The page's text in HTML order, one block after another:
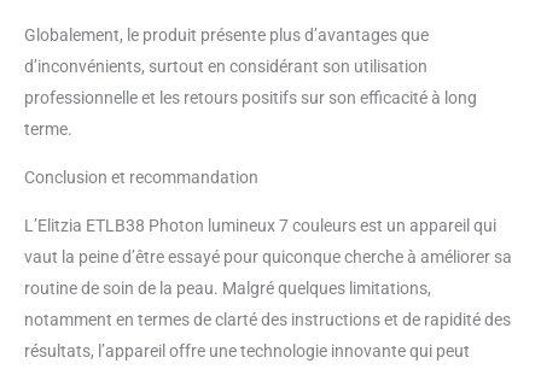
Globalement, le produit présente plus d’avantages que
d’inconvénients, surtout en considérant son utilisation
professionnelle et les retours positifs sur son efficacité à long
terme.
Conclusion et recommandation
L’Elitzia ETLB38 Photon lumineux 7 couleurs est un appareil qui
vaut la peine d’être essayé pour quiconque cherche à améliorer sa
routine de soin de la peau. Malgré quelques limitations,
notamment en termes de clarté des instructions et de rapidité des
résultats, l’appareil offre une technologie innovante qui peut